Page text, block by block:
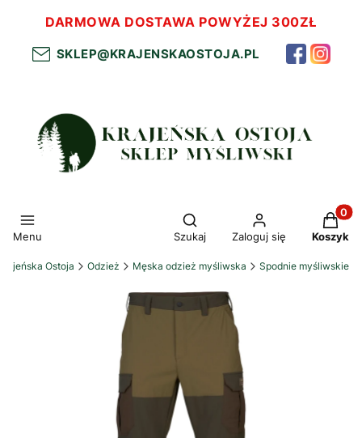
DARMOWA DOSTAWA POWYŻEJ 300ZŁ
SKLEP@KRAJENSKAOSTOJA.PL
Menu
Otwórz wyszukiwarkę
Szukaj Zaloguj się Koszyk
Ostoja Odzież Męska odzież myśliwska Spodnie myśliwskie